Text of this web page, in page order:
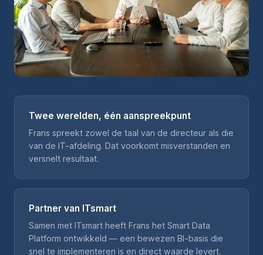
Twee werelden, één aanspreekpunt
Frans spreekt zowel de taal van de directeur als die
van de IT-afdeling. Dat voorkomt misverstanden en
versnelt resultaat.
Partner van ITsmart
Samen met ITsmart heeft Frans het Smart Data
Platform ontwikkeld — een bewezen BI-basis die
snel te implementeren is en direct waarde levert.